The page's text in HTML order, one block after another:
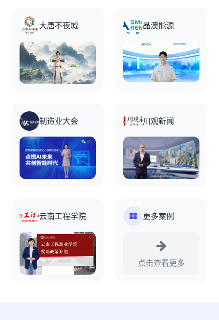
大唐不夜城 晶澳能源
制造业大会 川观新闻
云南工程学院 更多案例
点击查看更多